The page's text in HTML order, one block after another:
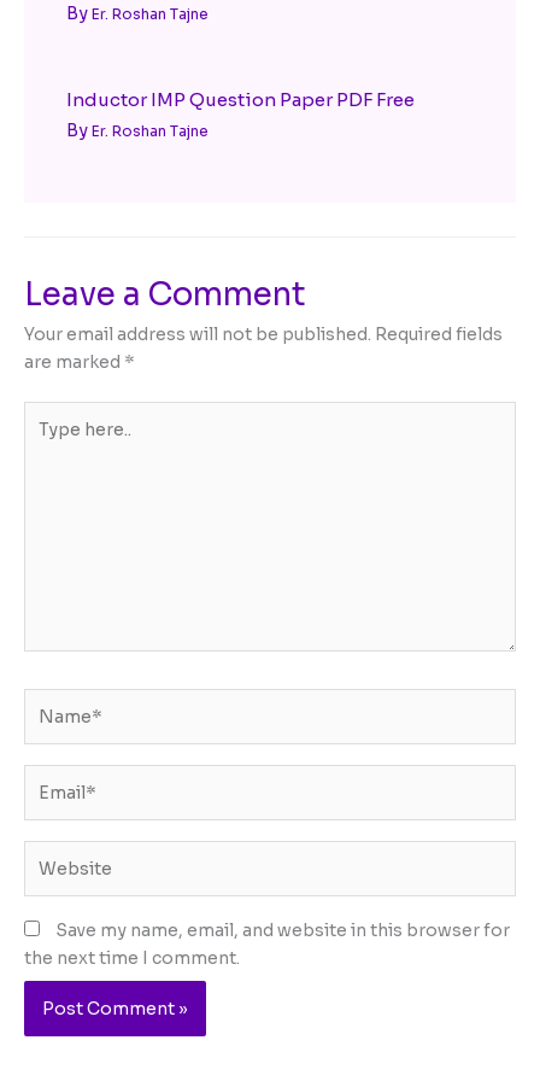
By Er. Roshan Tajne
Inductor IMP Question Paper PDF Free
By Er. Roshan Tajne
Leave a Comment
Your email address will not be published. Required fields
are marked *
here..
Save my name, email, and website in this browser for
the next time I comment.